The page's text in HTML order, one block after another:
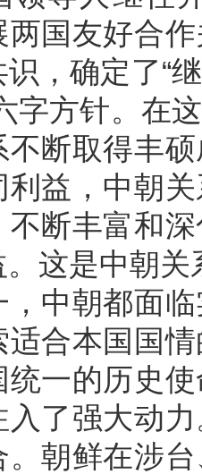
两国友好合
，确定了“
字方针。在
不断取得丰
利益，中朝
不断丰富和
这是中朝关
朝都面临
适合本国国
统一的历史
入了强大动
。朝鲜在涉